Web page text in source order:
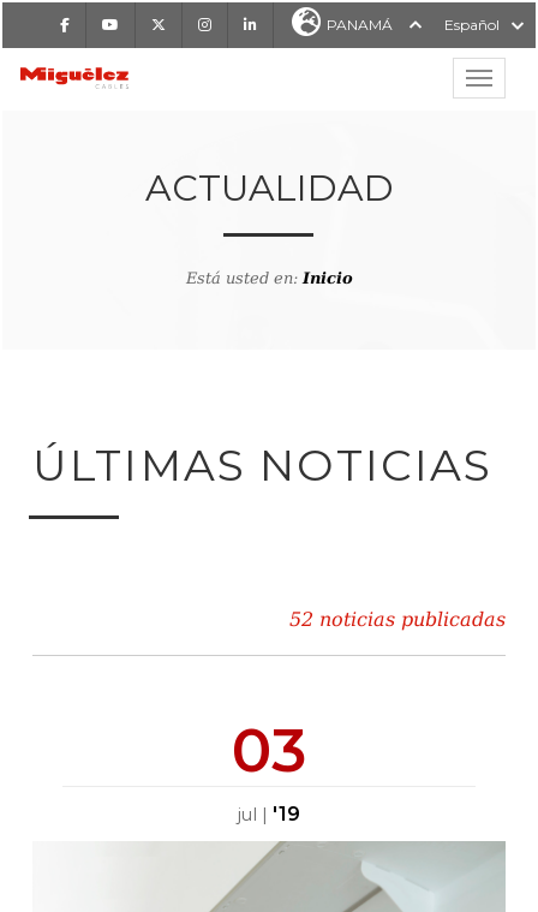
FacebookYoutube InstagramLinkedIn PANAMÁ Español
MIGUÉLEZ CABLES
ACTUALIDAD
Está usted en:Inicio
ÚLTIMAS NOTICIAS
52 noticias publicadas
03
jul | '19